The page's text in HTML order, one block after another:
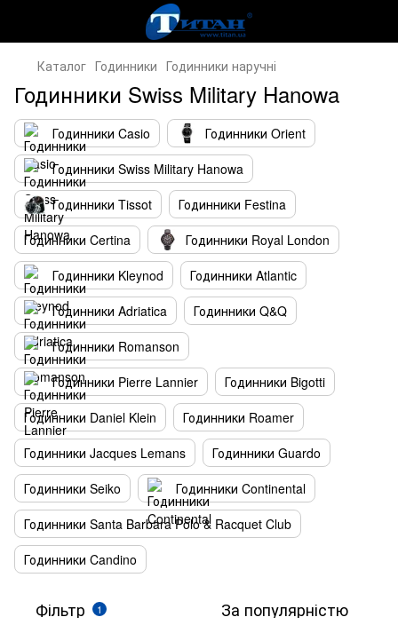
Каталог Годинники Годинники наручні
Годинники Swiss Military Hanowa
Годинники Casio
Годинники Orient
Годинники Swiss Military Hanowa
Годинники Tissot
Годинники Festina
Годинники Certina
Годинники Royal London
Годинники Kleynod
Годинники Atlantic
Годинники Adriatica
Годинники Q&Q
Годинники Romanson
Годинники Pierre Lannier
Годинники Bigotti
Годинники Daniel Klein
Годинники Roamer
Годинники Jacques Lemans
Годинники Guardo
Годинники Seiko
Годинники Continental
Годинники Santa Barbara Polo & Racquet Club
Годинники Candino
Фільтр 1 За популярністю